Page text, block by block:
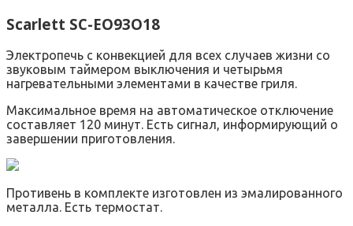
Scarlett SC-EO93O18
Электропечь с конвекцией для всех случаев жизни со
звуковым таймером выключения и четырьмя
нагревательными элементами в качестве гриля.
Максимальное время на автоматическое отключение
составляет 120 минут. Есть сигнал, информирующий о
завершении приготовления.
Противень в комплекте изготовлен из эмалированного
металла. Есть термостат.